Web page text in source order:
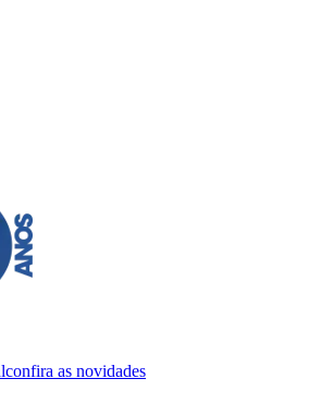
confira as novidades